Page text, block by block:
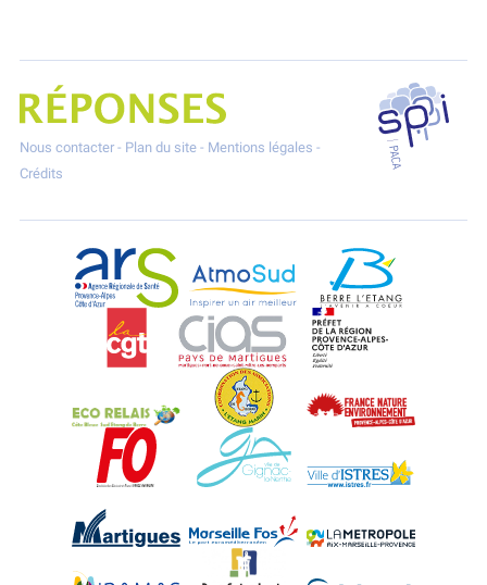
Projet Réponses - Réduire les POllutioNs en Santé Environnement
Nous contacter- Plan du site- Mentions légales -
Crédits
SPPPI
ARS Paca AtmoSud Berre l'Etang
CIAS
Eco-Relais Côte BleueEtang marin
Force Ouvrière Gignac-la-Nerthe
Port-Saint-Louis